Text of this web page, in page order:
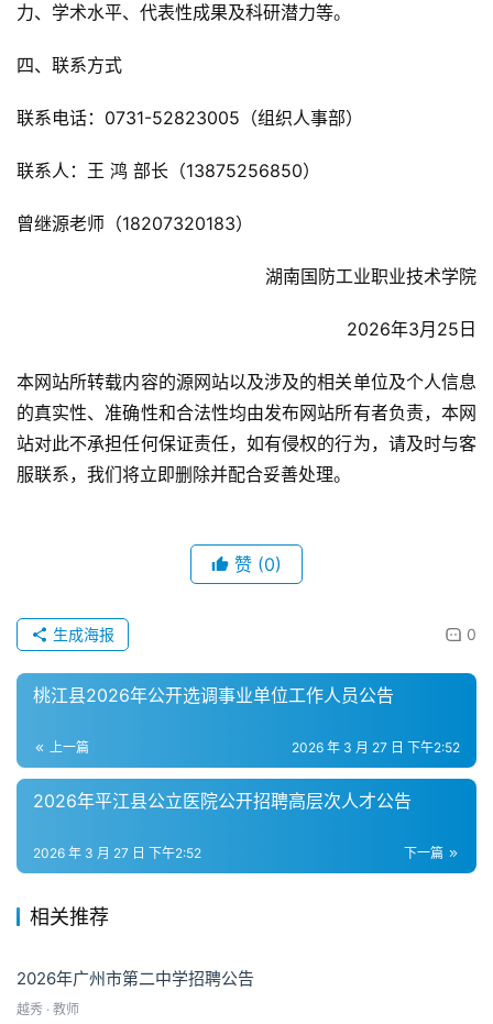
力、学术水平、代表性成果及科研潜力等。
四、联系方式
联系电话：0731-52823005（组织人事部）
联系人：王 鸿 部长（13875256850）
曾继源老师（18207320183）
湖南国防工业职业技术学院
2026年3月25日
本网站所转载内容的源网站以及涉及的相关单位及个人信息
的真实性、准确性和合法性均由发布网站所有者负责，本网
站对此不承担任何保证责任，如有侵权的行为，请及时与客
服联系，我们将立即删除并配合妥善处理。
赞 (0)
0
生成海报
桃江县2026年公开选调事业单位工作人员公告
上一篇 2026 年 3 月 27 日 下午2:52
2026年平江县公立医院公开招聘高层次人才公告
下一篇
2026 年 3 月 27 日 下午2:52
相关推荐
2026年广州市第二中学招聘公告
越秀 · 教师